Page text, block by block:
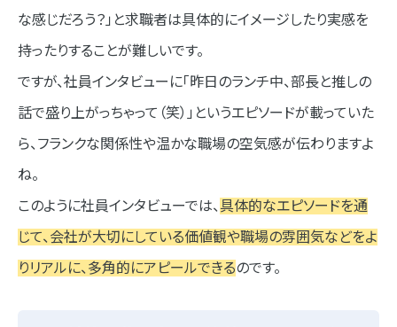
事例①株式会社プレナス様
事例③イマジテック株式会社様
社員インタビューの最新トレンド
脱・キラキラ。リアリティの重視
な感じだろう？」と求職者は具体的にイメージしたり実感を
持ったりすることが難しいです。
ですが、社員インタビューに「昨日のランチ中、部長と推しの
話で盛り上がっちゃって（笑）」というエピソードが載っていた
ら、フランクな関係性や温かな職場の空気感が伝わりますよ
ね。
このように社員インタビューでは、具体的なエピソードを通
じて、会社が大切にしている価値観や職場の雰囲気などをよ
りリアルに、多角的にアピールできるのです。